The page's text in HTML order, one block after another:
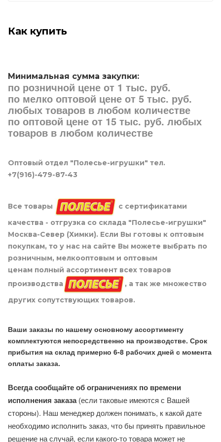
Как купить
Минимальная сумма закупки:
по розничной цене от 1 тыс. руб.
по мелко оптовой цене от 5 тыс. руб.
любых товаров в любом количестве
по оптовой цене от 15 тыс. руб. любых
товаров в любом количестве
Оптовый отдел "Полесье-игрушки" тел.
+7(916)-479-87-43
Все товары
с сертификатами
качества - отгрузка со склада "Полесье-игрушки"
Москва-Север (Химки). Если Вы готовы к оптовым
покупкам, то у нас на сайте Вы можете выбрать по
розничным, мелкооптовым и оптовым
ценам полный ассортимент всех товаров
производства
, а так же множество
других сопутствующих товаров.
Ваши заказы по нашему основному ассортименту
комплектуются непосредственно на производстве. Срок
прибытия на склад примерно 6-8 рабочих дней с момента
оплаты заказа.
Всегда сообщайте об ограничениях по времени
исполнения заказа(если таковые имеются с Вашей
стороны). Наш менеджер должен понимать, к какой дате
необходимо исполнить заказ, что бы принять правильное
решение на случай, если какого-то товара может не